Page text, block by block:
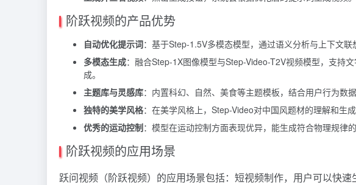
阶跃视频的产品优势
自动优化提示词：基于Step-1.5V多模态模型，通过语义分析与上下文联
多模态生成：融合Step-1X图像模型与Step-Video-T2V视频模型，支持
成。
主题库与灵感库：内置科幻、自然、美食等主题模板，结合用户行为数
独特的美学风格：在美学风格上，Step-Video对中国风题材的理解和生
优秀的运动控制：模型在运动控制方面表现优异，能生成符合物理规律
阶跃视频的应用场景
跃问视频（阶跃视频）的应用场景包括：短视频制作，用户可以快